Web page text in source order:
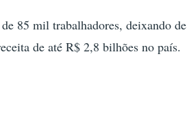
85 mil trabalhadores, deixando de
de até R$ 2,8 bilhões no país.